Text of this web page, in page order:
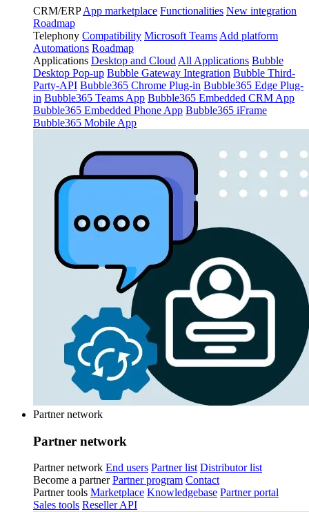
CRM/ERP App marketplace Functionalities New integration
Roadmap
Telephony Compatibility Microsoft Teams Add platform
Automations Roadmap
Applications Desktop and Cloud All Applications Bubble
Desktop Pop-up Bubble Gateway Integration Bubble Third-
Party-API Bubble365 Chrome Plug-in Bubble365 Edge Plug-
in Bubble365 Teams App Bubble365 Embedded CRM App
Bubble365 Embedded Phone App Bubble365 iFrame
Bubble365 Mobile App
Partner network
Partner network
Partner network End users Partner list Distributor list
Become a partner Partner program Contact
Partner tools Marketplace Knowledgebase Partner portal
Sales tools Reseller API